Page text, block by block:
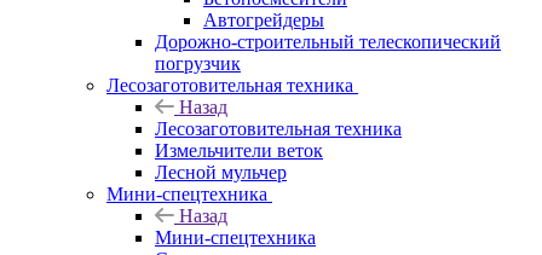
Автогрейдеры
Дорожно-строительный телескопический
погрузчик
Лесозаготовительная техника
Назад
Лесозаготовительная техника
Измельчители веток
Лесной мульчер
Мини-спецтехника
Назад
Мини-спецтехника